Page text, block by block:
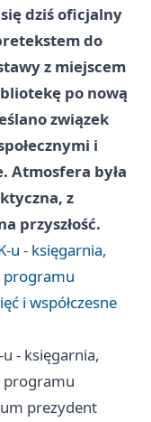
dziś oficjalny
do
z miejscem
po nową
związek
i
Atmosfera była
z
przyszłość.
u - księgarnia,
programu
i współczesne
- księgarnia,
programu
prezydent